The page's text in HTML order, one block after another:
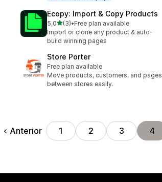
Ecopy: Import & Copy Products
5,0de 5 estrelas
(3)
3 total de avaliações
•Free plan available
Import or clone any product & auto-
build winning pages
Store Porter
Free plan available
Move products, customers, and pages
between stores easily.
Anterior 1 2 3 4